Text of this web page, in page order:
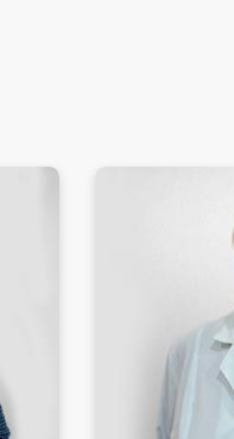
улучшением нашего
информацию.
вам
вашего здоровья.
отношение к